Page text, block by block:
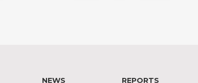
NEWS REPORTS